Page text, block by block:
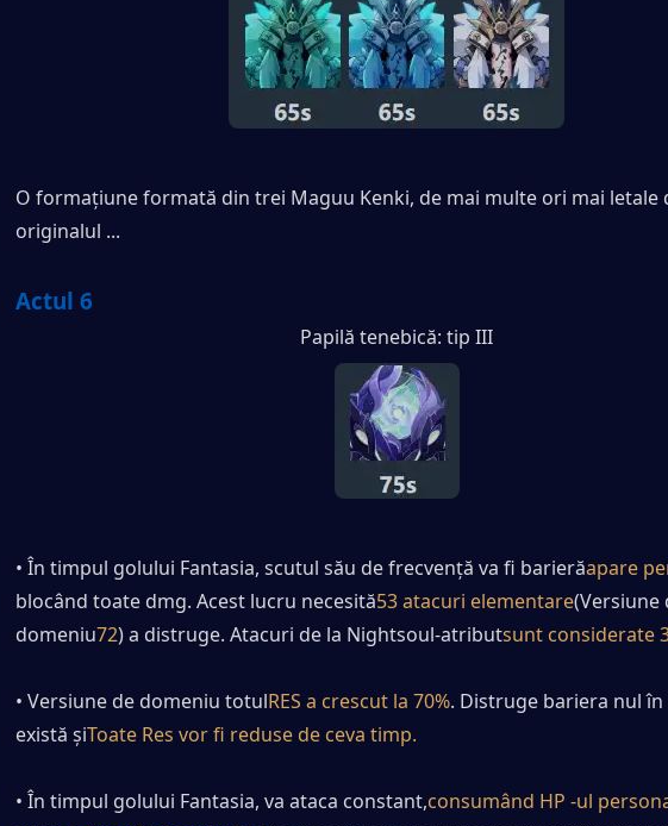
O formațiune formată din trei Maguu Kenki, de mai multe ori mai letale
originalul ...
Actul 6
Papilă tenebică: tip III
• În timpul golului Fantasia, scutul său de frecvență va fi barierăapare
blocând toate dmg. Acest lucru necesită53 atacuri elementare(Versiune
domeniu72) a distruge. Atacuri de la Nightsoul-atributsunt considerate
• Versiune de domeniu totulRES a crescut la 70%. Distruge bariera nul
există șiToate Res vor fi reduse de ceva timp.
• În timpul golului Fantasia, va ataca constant,consumând HP -ul